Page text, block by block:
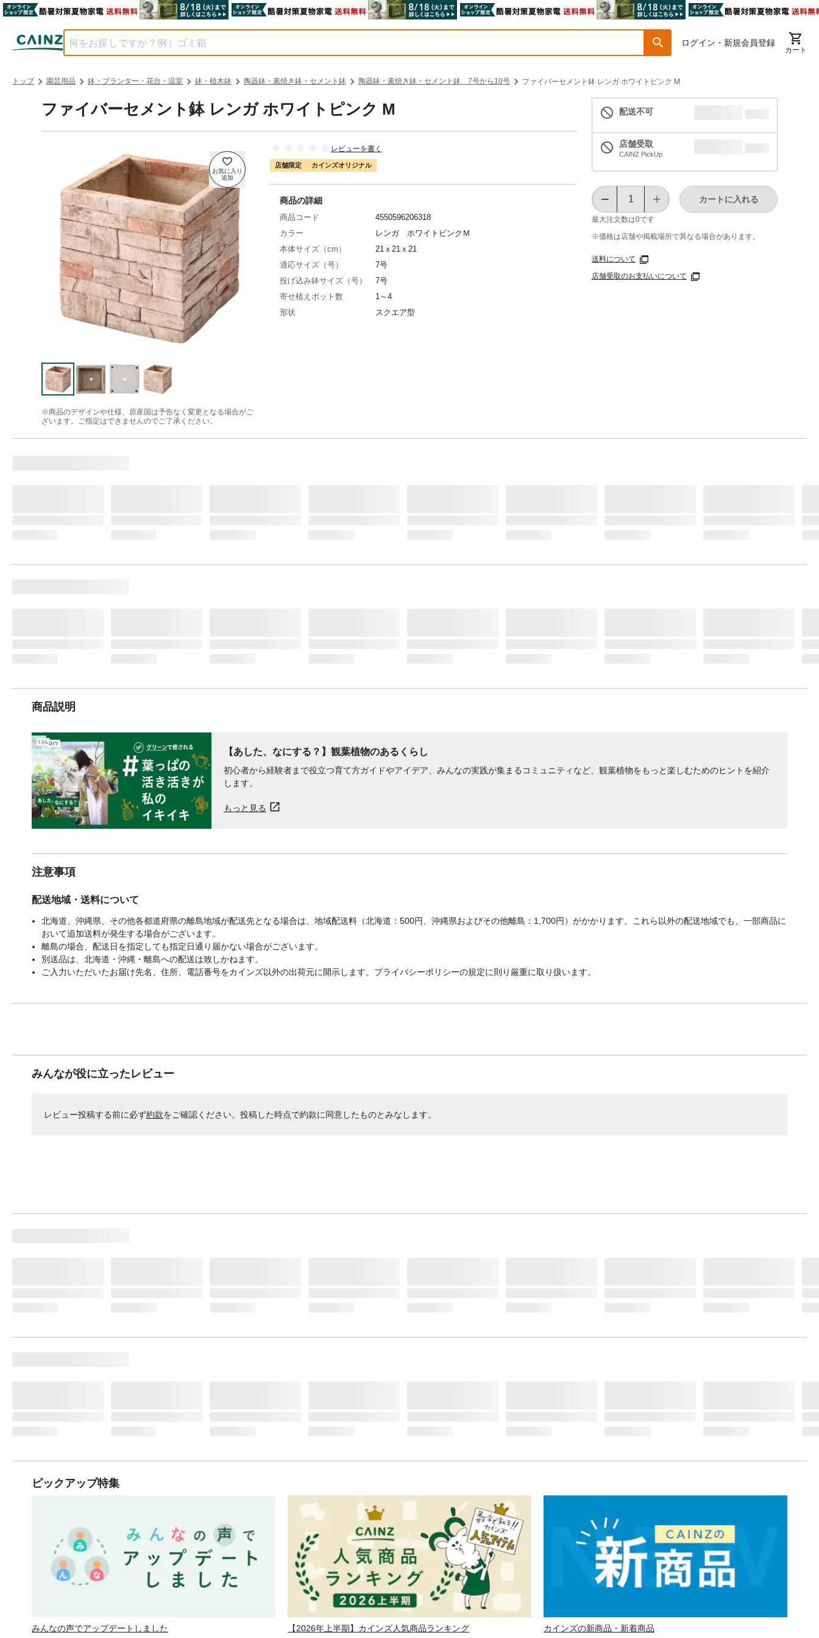
ログイン・新規会員登録
カート
トップ 園芸用品 鉢・プランター・花台・温室 鉢・植木鉢 陶器鉢・素焼き鉢・セメント鉢 陶器鉢・素焼き鉢・セメント鉢 7号から10号 ファイバーセメント鉢 レンガ ホワイトピンク M
ファイバーセメント鉢 レンガ ホワイトピンク M
※商品のデザインや仕様、原産国は予告なく変更となる場合がご
ざいます。ご指定はできませんのでご了承ください。
レビューを書く
店舗限定 カインズオリジナル
配送不可
店舗受取
CAINZ PickUp
最大注文数は0です
カートに入れる
※価格は​店舗や​掲載場所で​異なる​場合が​あります。
送料について
店舗受取のお支払いについて
商品の詳細
商品コード
4550596206318
カラー
レンガ ホワイトピンクＭ
本体サイズ（cm）
21ｘ21ｘ21
適応サイズ（号）
7号
投げ込み鉢サイズ（号）
7号
寄せ植えポット数
1～4
形状
スクエア型
商品説明
【あした、なにする？】観葉植物のあるくらし
初心者から経験者まで役立つ育て方ガイドやアイデア、みんなの実践が集まるコミュニティなど、観葉植物をもっと楽しむためのヒントを紹介
します。
もっと見る
注意事項
配送地域・送料について
北海道、沖縄県、その他各都道府県の離島地域が配送先となる場合は、地域配送料（北海道：500円、沖縄県およびその他離島：1,700円）がかかります。これら以外の配送地域でも、一部商品に
おいて追加送料が発生する場合がございます。
離島の場合、配送日を指定しても指定日通り届かない場合がございます。
別送品は、北海道・沖縄・離島への配送は致しかねます。
ご入力いただいたお届け先名、住所、電話番号をカインズ以外の出荷元に開示します。プライバシーポリシーの規定に則り厳重に取り扱います。
みんなが役に立ったレビュー
レビュー投稿する前に必ず約款をご確認ください。投稿した時点で約款に同意したものとみなします。
ピックアップ特集
みんなの声でアップデートしました 【2026年上半期】カインズ人気商品ランキング カインズの新商品・新着商品